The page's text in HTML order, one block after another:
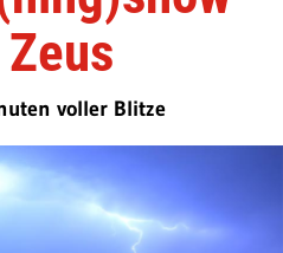
voller Blitze